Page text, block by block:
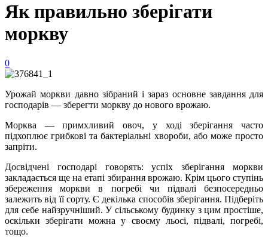
Як правильно зберігати
моркву
0
Урожай моркви давно зібраний і зараз основне завдання для
господарів — зберегти моркву до нового врожаю.
Морква — примхливий овоч, у ході зберігання часто
підхоплює грибкові та бактеріальні хвороби, або може просто
запріти.
Досвідчені господарі говорять: успіх зберігання моркви
закладається ще на етапі збирання врожаю. Крім цього ступінь
збереження моркви в погребі чи підвалі безпосередньо
залежить від її сорту. Є декілька способів зберігання. Підберіть
для себе найзручніший. У сільському будинку з цим простіше,
оскільки зберігати можна у своєму льосі, підвалі, погребі,
тощо.